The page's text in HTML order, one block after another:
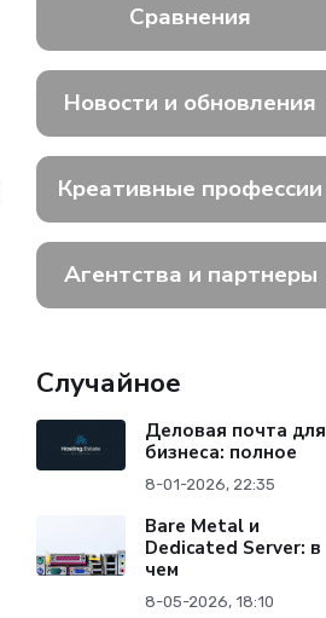
Сравнения
Новости и обновления
Креативные профессии
Агентства и партнеры
Случайное
Деловая почта для
бизнеса: полное
8-01-2026, 22:35
Bare Metal и
Dedicated Server: в
чем
8-05-2026, 18:10